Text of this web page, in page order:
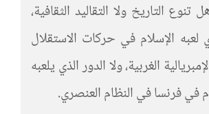
التاريخ ولا التقاليد الثقافية،
لعبه الإسلام في حركات الاستقلال
الغربية، ولا الدور الذي يلعبه
في فرنسا في النظام العنصري.